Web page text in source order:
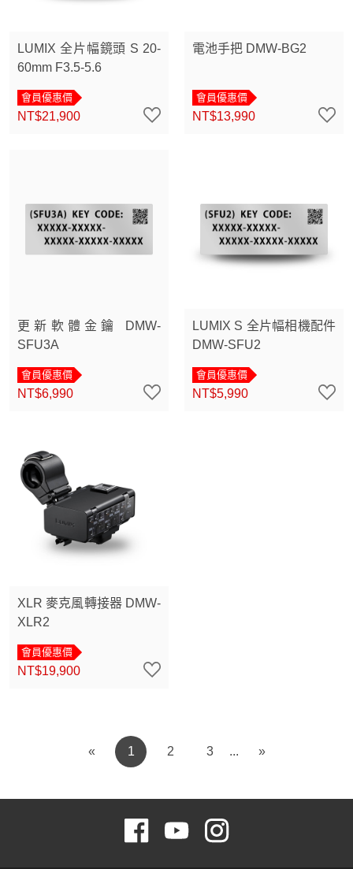
LUMIX 全片幅鏡頭 S 20-
60mm F3.5-5.6
會員優惠價
NT$21,900
電池手把 DMW-BG2
會員優惠價
NT$13,990
更新軟體金鑰 DMW-
SFU3A
會員優惠價
NT$6,990
LUMIX S 全片幅相機配件
DMW-SFU2
會員優惠價
NT$5,990
XLR 麥克風轉接器 DMW-
XLR2
會員優惠價
NT$19,900
« 1 2 3 »